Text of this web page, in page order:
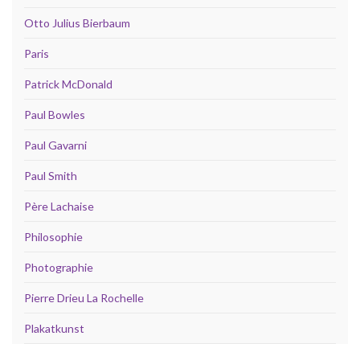
Otto Julius Bierbaum
Paris
Patrick McDonald
Paul Bowles
Paul Gavarni
Paul Smith
Père Lachaise
Philosophie
Photographie
Pierre Drieu La Rochelle
Plakatkunst